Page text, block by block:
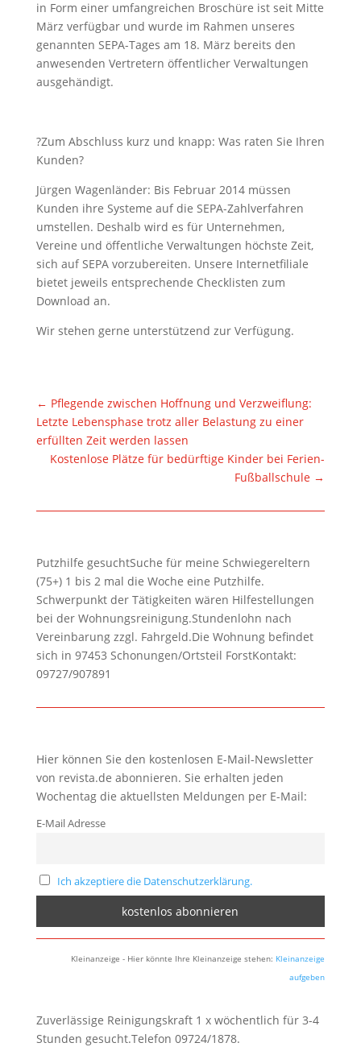
in Form einer umfangreichen Broschüre ist seit Mitte
März verfügbar und wurde im Rahmen unseres
genannten SEPA-Tages am 18. März bereits den
anwesenden Vertretern öffentlicher Verwaltungen
ausgehändigt.
?Zum Abschluss kurz und knapp: Was raten Sie Ihren
Kunden?
Jürgen Wagenländer: Bis Februar 2014 müssen
Kunden ihre Systeme auf die SEPA-Zahlverfahren
umstellen. Deshalb wird es für Unternehmen,
Vereine und öffentliche Verwaltungen höchste Zeit,
sich auf SEPA vorzubereiten. Unsere Internetfiliale
bietet jeweils entsprechende Checklisten zum
Download an.
Wir stehen gerne unterstützend zur Verfügung.
← Pflegende zwischen Hoffnung und Verzweiflung:
Letzte Lebensphase trotz aller Belastung zu einer
erfüllten Zeit werden lassen
Kostenlose Plätze für bedürftige Kinder bei Ferien-
Fußballschule →
Putzhilfe gesuchtSuche für meine Schwiegereltern
(75+) 1 bis 2 mal die Woche eine Putzhilfe.
Schwerpunkt der Tätigkeiten wären Hilfestellungen
bei der Wohnungsreinigung.Stundenlohn nach
Vereinbarung zzgl. Fahrgeld.Die Wohnung befindet
sich in 97453 Schonungen/Ortsteil ForstKontakt:
09727/907891
Hier können Sie den kostenlosen E-Mail-Newsletter
von revista.de abonnieren. Sie erhalten jeden
Wochentag die aktuellsten Meldungen per E-Mail:
E-Mail Adresse
Ich akzeptiere die Datenschutzerklärung.
Kleinanzeige - Hier könnte Ihre Kleinanzeige stehen: Kleinanzeige
aufgeben
Zuverlässige Reinigungskraft 1 x wöchentlich für 3-4
Stunden gesucht.Telefon 09724/1878.